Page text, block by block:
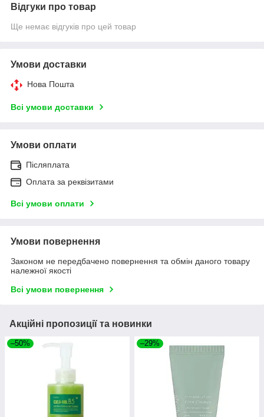
Відгуки про товар
Ще немає відгуків про цей товар
Умови доставки
Нова Пошта
Всі умови доставки
Умови оплати
Післяплата
Оплата за реквізитами
Всі умови оплати
Умови повернення
Законом не передбачено повернення та обмін даного товару
належної якості
Всі умови повернення
Акційні пропозиції та новинки
–50% –29%